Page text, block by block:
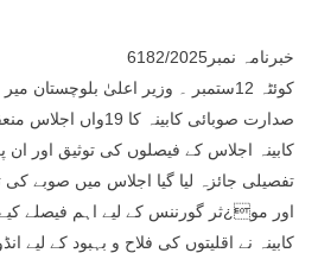
خبرنامہ نمبر6182/2025
کوئٹہ 12ستمبر ۔ وزیر اعلیٰ
صدارت صوبائی کابینہ
کابینہ اجلاس کے فیصلوں کی توثیق اور
تفصیلی جائزہ لیا گیا اجلاس میں صوبے کی
اور مو¿ثر گورننس کے لیے اہم فیصلے
کابینہ نے اقلیتوں کی فلاح و بہبود کے لیے